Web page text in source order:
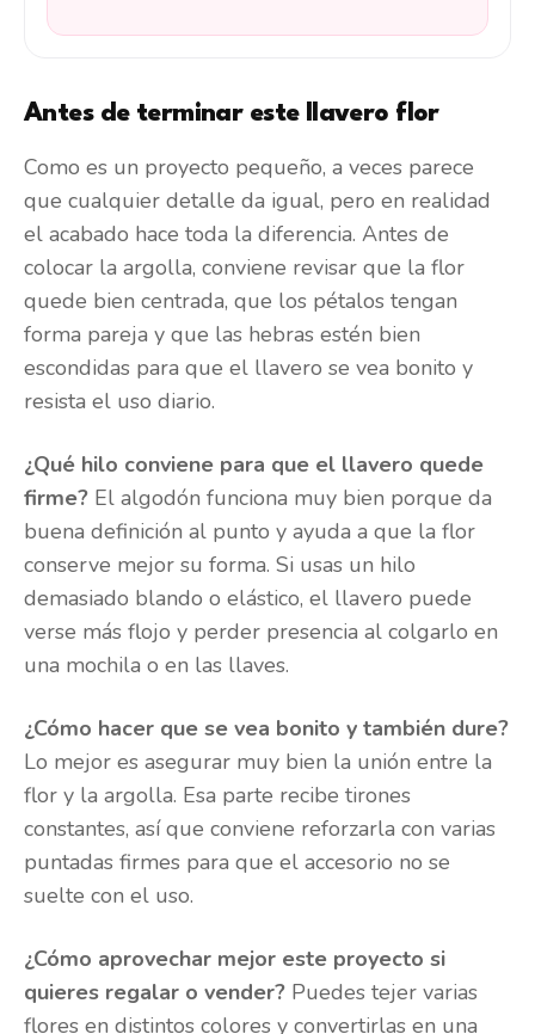
Antes de terminar este llavero flor
Como es un proyecto pequeño, a veces parece
que cualquier detalle da igual, pero en realidad
el acabado hace toda la diferencia. Antes de
colocar la argolla, conviene revisar que la flor
quede bien centrada, que los pétalos tengan
forma pareja y que las hebras estén bien
escondidas para que el llavero se vea bonito y
resista el uso diario.
¿Qué hilo conviene para que el llavero quede
firme? El algodón funciona muy bien porque da
buena definición al punto y ayuda a que la flor
conserve mejor su forma. Si usas un hilo
demasiado blando o elástico, el llavero puede
verse más flojo y perder presencia al colgarlo en
una mochila o en las llaves.
¿Cómo hacer que se vea bonito y también dure?
Lo mejor es asegurar muy bien la unión entre la
flor y la argolla. Esa parte recibe tirones
constantes, así que conviene reforzarla con varias
puntadas firmes para que el accesorio no se
suelte con el uso.
¿Cómo aprovechar mejor este proyecto si
quieres regalar o vender? Puedes tejer varias
flores en distintos colores y convertirlas en una